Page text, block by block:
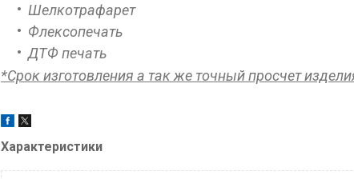
Шелкотрафарет
Флексопечать
ДТФ печать
*Срок изготовления а так же точный просчет
Характеристики